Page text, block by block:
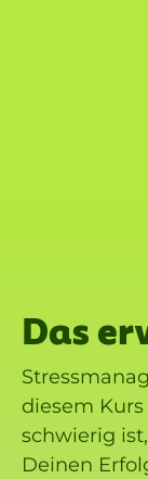
Das
diesem
schwierig
Deinen